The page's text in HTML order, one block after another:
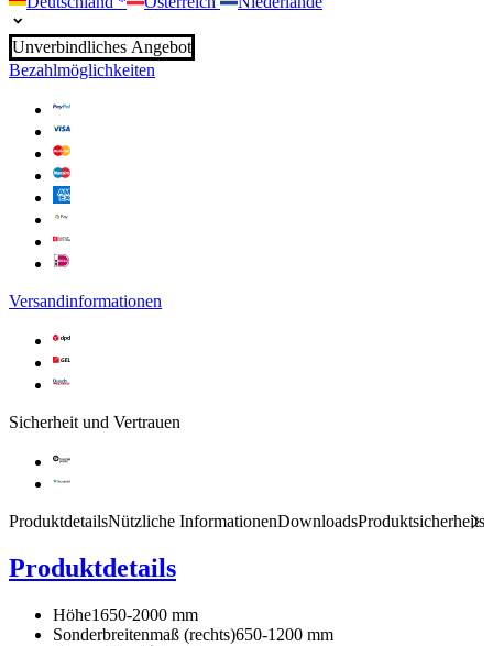
Unverbindliches Angebot
Bezahlmöglichkeiten
Versandinformationen
Sicherheit und Vertrauen
Produktdetails
Produktdetails
Höhe1650-2000 mm
Sonderbreitenmaß (rechts)650-1200 mm
Nützliche InformationenDownloads